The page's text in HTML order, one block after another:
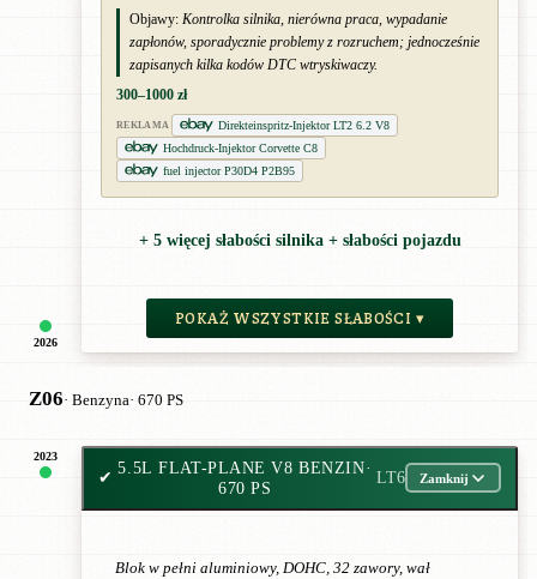
2026
Objawy: Kontrolka silnika, nierówna praca, wypadanie
zapłonów, sporadycznie problemy z rozruchem; jednocześnie
zapisanych kilka kodów DTC wtryskiwaczy.
300–1000 zł
REKLAMA
Direkteinspritz-Injektor LT2 6.2 V8
Hochdruck-Injektor Corvette C8
fuel injector P30D4 P2B95
+ 5 więcej słabości silnika + słabości pojazdu
POKAŻ WSZYSTKIE SŁABOŚCI ▾
Z06· Benzyna· 670 PS
2023
✔
5.5L FLAT-PLANE V8 BENZIN·
670 PS
LT6 Zamknij
Blok w pełni aluminiowy, DOHC, 32 zawory, wał